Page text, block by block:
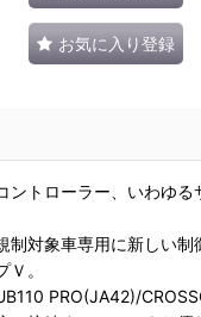
お気に入り登録
ントローラー、いわゆる
制対象車専用に新しい制
。
PRO(JA42)/